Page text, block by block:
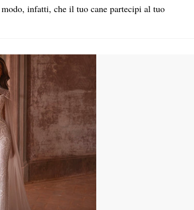
infatti, che il tuo cane partecipi al tuo